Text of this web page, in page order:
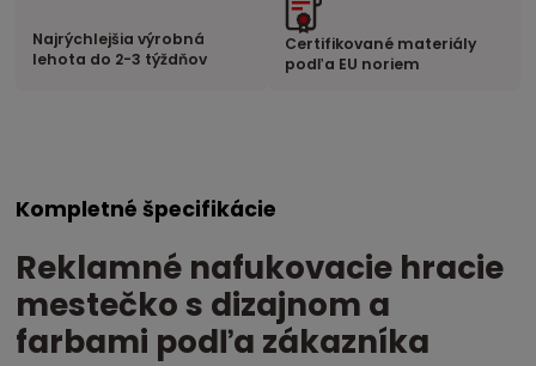
Najrýchlejšia výrobná
lehota do 2-3 týždňov
Certifikované materiály
podľa EU noriem
Kompletné špecifikácie
Reklamné nafukovacie hracie
mestečko s dizajnom a
farbami podľa zákazníka